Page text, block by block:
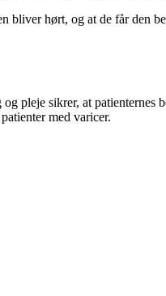
hørt, og at de får den
pleje sikrer, at patienternes
med varicer.